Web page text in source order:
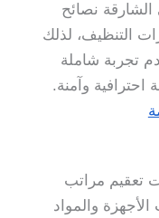
نصائح
التنظيف، لذلك
تجربة شاملة
وآمنة.
تعقيم مراتب
والمواد